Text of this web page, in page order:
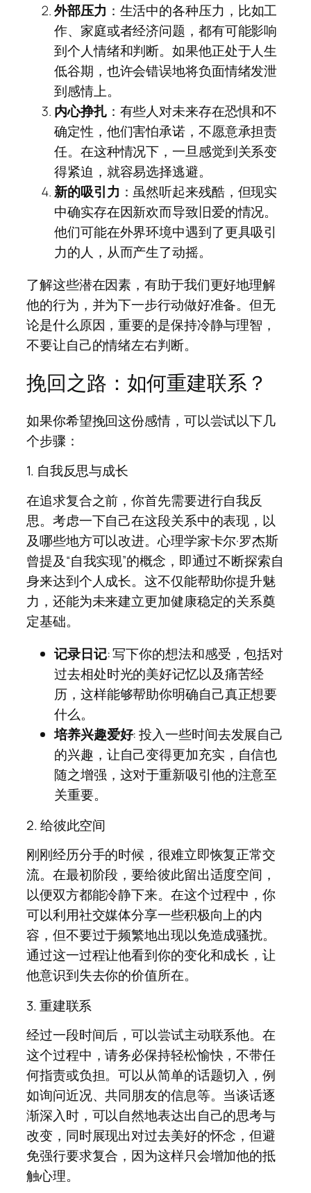
外部压力 ：生活中的各种压力，比如工
作、家庭或者经济问题，都有可能影响
到个人情绪和判断。如果他正处于人生
低谷期，也许会错误地将负面情绪发泄
到感情上。
内心挣扎：有些人对未来存在恐惧和不
确定性，他们害怕承诺，不愿意承担责
任。在这种情况下，一旦感觉到关系变
得紧迫，就容易选择逃避。
新的吸引力 ：虽然听起来残酷，但现实
中确实存在因新欢而导致旧爱的情况。
他们可能在外界环境中遇到了更具吸引
力的人，从而产生了动摇。
了解这些潜在因素，有助于我们更好地理解
他的行为，并为下一步行动做好准备。但无
论是什么原因，重要的是保持冷静与理智，
不要让自己的情绪左右判断。
挽回之路：如何重建联系？
如果你希望挽回这份感情，可以尝试以下几
个步骤：
1. 自我反思与成长
在追求复合之前，你首先需要进行自我反
思。考虑一下自己在这段关系中的表现，以
及哪些地方可以改进。心理学家卡尔·罗杰斯
曾提及“自我实现”的概念，即通过不断探索自
身来达到个人成长。这不仅能帮助你提升魅
力，还能为未来建立更加健康稳定的关系奠
定基础。
记录日记: 写下你的想法和感受，包括对
过去相处时光的美好记忆以及痛苦经
历，这样能够帮助你明确自己真正想要
什么。
培养兴趣爱好: 投入一些时间去发展自己
的兴趣，让自己变得更加充实，自信也
随之增强，这对于重新吸引他的注意至
关重要。
2. 给彼此空间
刚刚经历分手的时候，很难立即恢复正常交
流。在最初阶段，要给彼此留出适度空间，
以便双方都能冷静下来。在这个过程中，你
可以利用社交媒体分享一些积极向上的内
容，但不要过于频繁地出现以免造成骚扰。
通过这一过程让他看到你的变化和成长，让
他意识到失去你的价值所在。
3. 重建联系
经过一段时间后，可以尝试主动联系他。在
这个过程中，请务必保持轻松愉快，不带任
何指责或负担。可以从简单的话题切入，例
如询问近况、共同朋友的信息等。当谈话逐
渐深入时，可以自然地表达出自己的思考与
改变，同时展现出对过去美好的怀念，但避
免强行要求复合，因为这样只会增加他的抵
触心理。